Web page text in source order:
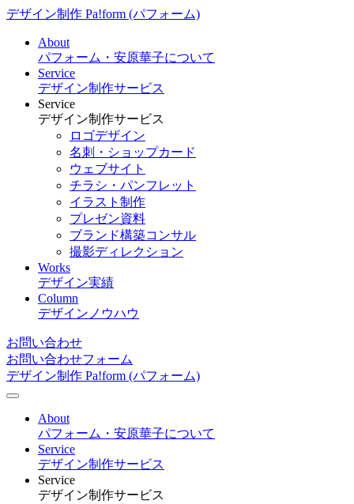
デザイン制作 Pa!form (パフォーム)
About
パフォーム・安原華子について
Service
デザイン制作サービス
Service
デザイン制作サービス
ロゴデザイン
名刺・ショップカード
ウェブサイト
チラシ・パンフレット
イラスト制作
プレゼン資料
ブランド構築コンサル
撮影ディレクション
Works
デザイン実績
Column
デザインノウハウ
お問い合わせ
お問い合わせフォーム
デザイン制作 Pa!form (パフォーム)
About
パフォーム・安原華子について
Service
デザイン制作サービス
Service
デザイン制作サービス